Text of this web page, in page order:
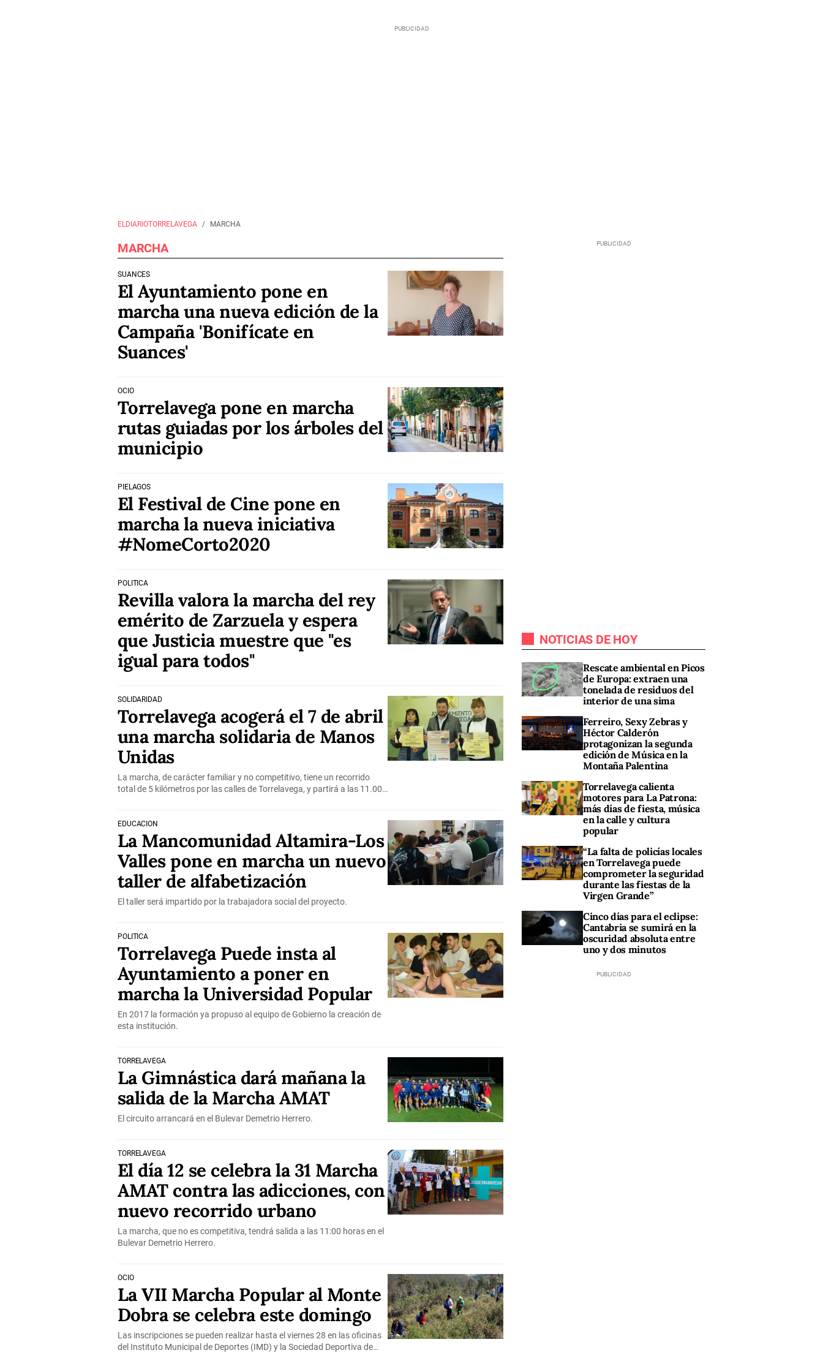
ELDIARIOTORRELAVEGA MARCHA
MARCHA
SUANCES
El Ayuntamiento pone en
marcha una nueva edición de la
Campaña 'Bonifícate en
Suances'
OCIO
Torrelavega pone en marcha
rutas guiadas por los árboles del
municipio
PIÉLAGOS
El Festival de Cine pone en
marcha la nueva iniciativa
#NomeCorto2020
POLÍTICA
Revilla valora la marcha del rey
emérito de Zarzuela y espera
que Justicia muestre que "es
igual para todos"
SOLIDARIDAD
Torrelavega acogerá el 7 de abril
una marcha solidaria de Manos
Unidas
La marcha, de carácter familiar y no competitivo, tiene un recorrido
total de 5 kilómetros por las calles de Torrelavega, y partirá a las 11.00…
EDUCACIÓN
La Mancomunidad Altamira-Los
Valles pone en marcha un nuevo
taller de alfabetización
El taller será impartido por la trabajadora social del proyecto.
POLÍTICA
Torrelavega Puede insta al
Ayuntamiento a poner en
marcha la Universidad Popular
En 2017 la formación ya propuso al equipo de Gobierno la creación de
esta institución.
TORRELAVEGA
La Gimnástica dará mañana la
salida de la Marcha AMAT
El circuito arrancará en el Bulevar Demetrio Herrero.
TORRELAVEGA
El día 12 se celebra la 31 Marcha
AMAT contra las adicciones, con
nuevo recorrido urbano
La marcha, que no es competitiva, tendrá salida a las 11:00 horas en el
Bulevar Demetrio Herrero.
OCIO
La VII Marcha Popular al Monte
Dobra se celebra este domingo
Las inscripciones se pueden realizar hasta el viernes 28 en las oficinas
del Instituto Municipal de Deportes (IMD) y la Sociedad Deportiva de…
NOTICIAS DE HOY
Rescate ambiental en Picos
de Europa: extraen una
tonelada de residuos del
interior de una sima
Ferreiro, Sexy Zebras y
Héctor Calderón
protagonizan la segunda
edición de Música en la
Montaña Palentina
Torrelavega calienta
motores para La Patrona:
más días de fiesta, música
en la calle y cultura
popular
“La falta de policías locales
en Torrelavega puede
comprometer la seguridad
durante las fiestas de la
Virgen Grande”
Cinco días para el eclipse:
Cantabria se sumirá en la
oscuridad absoluta entre
uno y dos minutos